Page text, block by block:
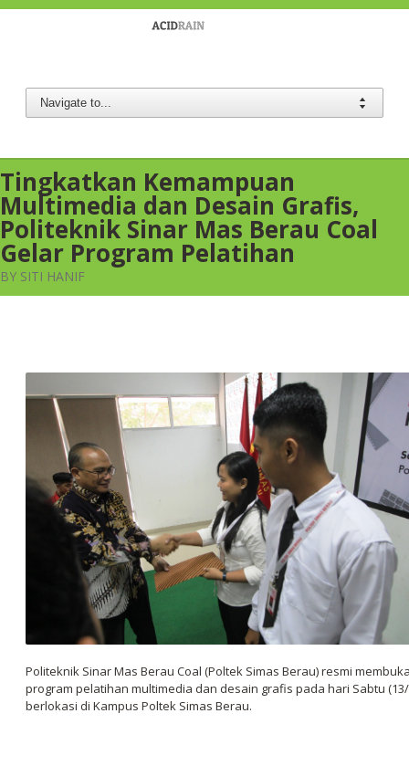
Tingkatkan Kemampuan
Multimedia dan Desain Grafis,
Politeknik Sinar Mas Berau Coal
Gelar Program Pelatihan
BY SITI HANIF
Politeknik Sinar Mas Berau Coal (Poltek Simas Berau) resmi
program pelatihan multimedia dan desain grafis pada hari Sabtu
berlokasi di Kampus Poltek Simas Berau.